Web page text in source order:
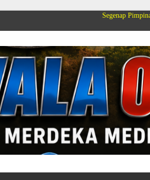
Segenap Pimpinan dan